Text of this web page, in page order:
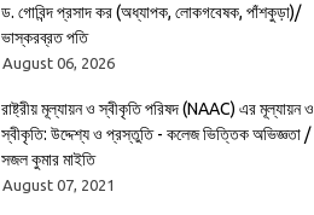
ড. গোবিন্দ প্রসাদ কর (অধ্যাপক, লোকগবেষক, পাঁশকুড়া)/
ভাস্করব্রত পতি
August 06, 2026
রাষ্ট্রীয় মূল্যায়ন ও স্বীকৃতি পরিষদ (NAAC) এর মূল্যায়ন ও
স্বীকৃতি: উদ্দেশ্য ও প্রস্তুতি - কলেজ ভিত্তিক অভিজ্ঞতা /
সজল কুমার মাইতি
August 07, 2021